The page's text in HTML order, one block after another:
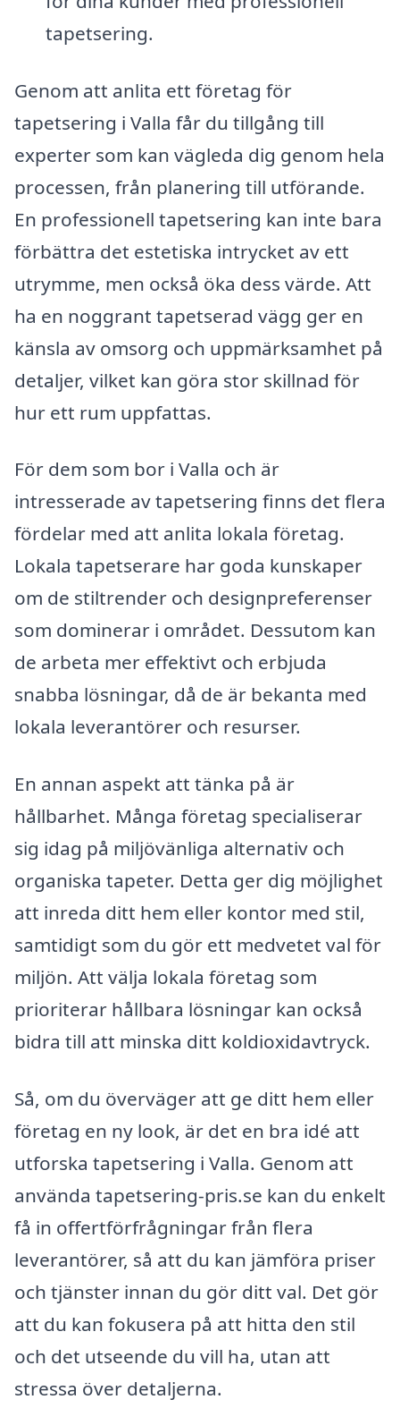
tapetsering.
Genom att anlita ett företag för
tapetsering i Valla får du tillgång till
experter som kan vägleda dig genom hela
processen, från planering till utförande.
En professionell tapetsering kan inte bara
förbättra det estetiska intrycket av ett
utrymme, men också öka dess värde. Att
ha en noggrant tapetserad vägg ger en
känsla av omsorg och uppmärksamhet på
detaljer, vilket kan göra stor skillnad för
hur ett rum uppfattas.
För dem som bor i Valla och är
intresserade av tapetsering finns det flera
fördelar med att anlita lokala företag.
Lokala tapetserare har goda kunskaper
om de stiltrender och designpreferenser
som dominerar i området. Dessutom kan
de arbeta mer effektivt och erbjuda
snabba lösningar, då de är bekanta med
lokala leverantörer och resurser.
En annan aspekt att tänka på är
hållbarhet. Många företag specialiserar
sig idag på miljövänliga alternativ och
organiska tapeter. Detta ger dig möjlighet
att inreda ditt hem eller kontor med stil,
samtidigt som du gör ett medvetet val för
miljön. Att välja lokala företag som
prioriterar hållbara lösningar kan också
bidra till att minska ditt koldioxidavtryck.
Så, om du överväger att ge ditt hem eller
företag en ny look, är det en bra idé att
utforska tapetsering i Valla. Genom att
använda tapetsering-pris.se kan du enkelt
få in offertförfrågningar från flera
leverantörer, så att du kan jämföra priser
och tjänster innan du gör ditt val. Det gör
att du kan fokusera på att hitta den stil
och det utseende du vill ha, utan att
stressa över detaljerna.